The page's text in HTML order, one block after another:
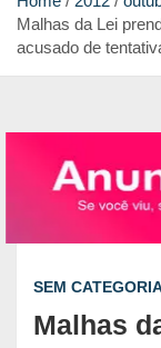
Malhas da Lei
acusado de
SEM
Malhas